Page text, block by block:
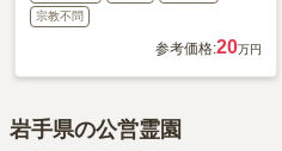
宗教不問
参考価格:20万円
岩手県の公営霊園